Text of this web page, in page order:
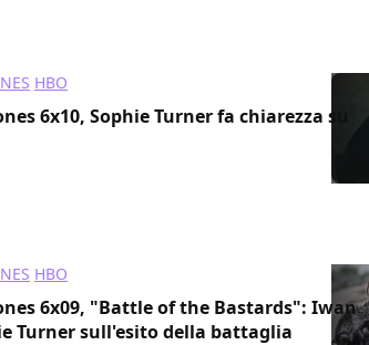
HBO
6x10, Sophie Turner fa chiarezza su
HBO
6x09, "Battle of the Bastards": Iwan
Turner sull'esito della battaglia